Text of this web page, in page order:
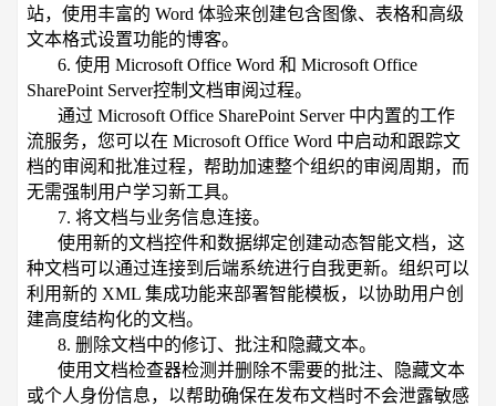
站，使用丰富的 Word 体验来创建包含图像、表格和高级
文本格式设置功能的博客。
6. 使用 Microsoft Office Word 和 Microsoft Office
SharePoint Server控制文档审阅过程。
通过 Microsoft Office SharePoint Server 中内置的工作
流服务，您可以在 Microsoft Office Word 中启动和跟踪文
档的审阅和批准过程，帮助加速整个组织的审阅周期，而
无需强制用户学习新工具。
7. 将文档与业务信息连接。
使用新的文档控件和数据绑定创建动态智能文档，这
种文档可以通过连接到后端系统进行自我更新。组织可以
利用新的 XML 集成功能来部署智能模板，以协助用户创
建高度结构化的文档。
8. 删除文档中的修订、批注和隐藏文本。
使用文档检查器检测并删除不需要的批注、隐藏文本
或个人身份信息，以帮助确保在发布文档时不会泄露敏感